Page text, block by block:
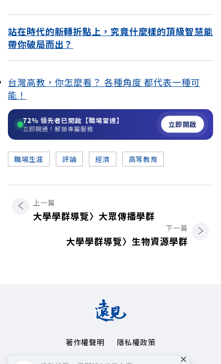
站在時代的新轉折點上，究竟什麼樣的頂級智慧能
帶你破局而出？
台灣高教，你怎麼看？ 各種角度 都代表一種可
能！
72% 領先者已開啟【職場雷達】
立即開通！解鎖專屬服務 立即開啟
職場生涯 評論 經濟 高等教育
上一篇
大學學群導覽〉大眾傳播學群
下一篇
大學學群導覽〉生物資源學群
著作權聲明
隱私權政策
Copyright© 1999~2026
×